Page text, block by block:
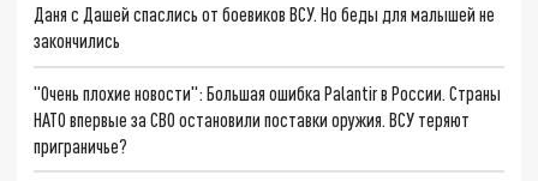
Даня с Дашей спаслись от боевиков ВСУ. Но беды для малышей не
закончились
"Очень плохие новости": Большая ошибка Palantir в России. Страны
НАТО впервые за СВО остановили поставки оружия. ВСУ теряют
приграничье?